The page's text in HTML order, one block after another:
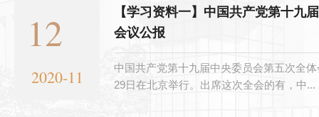
12
2020-11
【学习资料一】中国共产党第十九
会议公报
中国共产党第十九届中央委员会第五次全
29日在北京举行。出席这次全会的有，中...